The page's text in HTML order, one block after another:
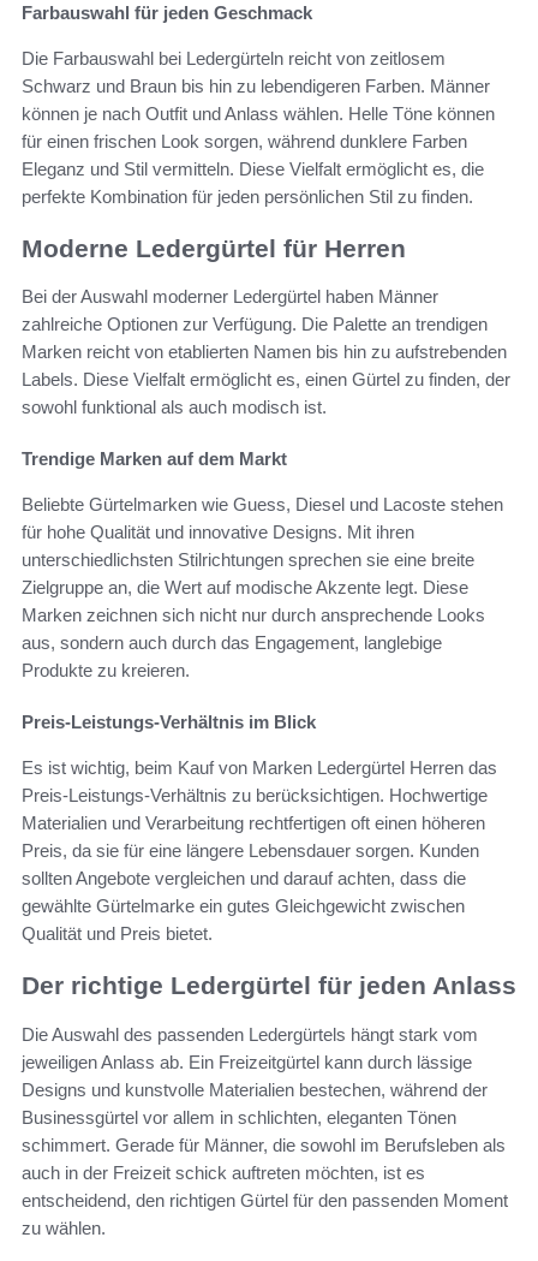
Farbauswahl für jeden Geschmack
Die Farbauswahl bei Ledergürteln reicht von zeitlosem
Schwarz und Braun bis hin zu lebendigeren Farben. Männer
können je nach Outfit und Anlass wählen. Helle Töne können
für einen frischen Look sorgen, während dunklere Farben
Eleganz und Stil vermitteln. Diese Vielfalt ermöglicht es, die
perfekte Kombination für jeden persönlichen Stil zu finden.
Moderne Ledergürtel für Herren
Bei der Auswahl moderner Ledergürtel haben Männer
zahlreiche Optionen zur Verfügung. Die Palette an trendigen
Marken reicht von etablierten Namen bis hin zu aufstrebenden
Labels. Diese Vielfalt ermöglicht es, einen Gürtel zu finden, der
sowohl funktional als auch modisch ist.
Trendige Marken auf dem Markt
Beliebte Gürtelmarken wie Guess, Diesel und Lacoste stehen
für hohe Qualität und innovative Designs. Mit ihren
unterschiedlichsten Stilrichtungen sprechen sie eine breite
Zielgruppe an, die Wert auf modische Akzente legt. Diese
Marken zeichnen sich nicht nur durch ansprechende Looks
aus, sondern auch durch das Engagement, langlebige
Produkte zu kreieren.
Preis-Leistungs-Verhältnis im Blick
Es ist wichtig, beim Kauf von Marken Ledergürtel Herren das
Preis-Leistungs-Verhältnis zu berücksichtigen. Hochwertige
Materialien und Verarbeitung rechtfertigen oft einen höheren
Preis, da sie für eine längere Lebensdauer sorgen. Kunden
sollten Angebote vergleichen und darauf achten, dass die
gewählte Gürtelmarke ein gutes Gleichgewicht zwischen
Qualität und Preis bietet.
Der richtige Ledergürtel für jeden Anlass
Die Auswahl des passenden Ledergürtels hängt stark vom
jeweiligen Anlass ab. Ein Freizeitgürtel kann durch lässige
Designs und kunstvolle Materialien bestechen, während der
Businessgürtel vor allem in schlichten, eleganten Tönen
schimmert. Gerade für Männer, die sowohl im Berufsleben als
auch in der Freizeit schick auftreten möchten, ist es
entscheidend, den richtigen Gürtel für den passenden Moment
zu wählen.